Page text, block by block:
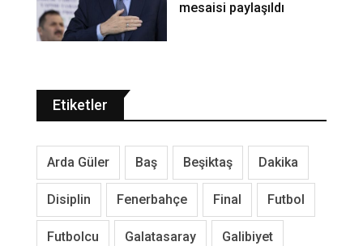
mesaisi paylaşıldı
Etiketler
Arda Güler Baş Beşiktaş Dakika
Disiplin Fenerbahçe Final Futbol
Futbolcu Galatasaray Galibiyet